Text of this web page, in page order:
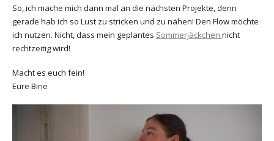
So, ich mache mich dann mal an die nächsten Projekte, denn
gerade hab ich so Lust zu stricken und zu nähen! Den Flow möchte
ich nutzen. Nicht, dass mein geplantes Sommerjäckchen nicht
rechtzeitig wird!
Macht es euch fein!
Eure Bine